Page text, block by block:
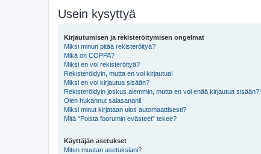
Usein kysyttyä
Kirjautumisen ja rekisteröitymisen ongelmat
Miksi minun pitää rekisteröityä?
Mikä on COPPA?
Miksi en voi rekisteröityä?
Rekisteröidyin, mutta en voi kirjautua!
Miksi en voi kirjautua sisään?
Rekisteröidyin joskus aiemmin, mutta en voi enää kirjautua sisään?!
Olen hukannut salasanani!
Miksi minut kirjataan ulos automaattisesti?
Mitä “Poista foorumin evästeet” tekee?
Käyttäjän asetukset
Miten muutan asetuksiani?